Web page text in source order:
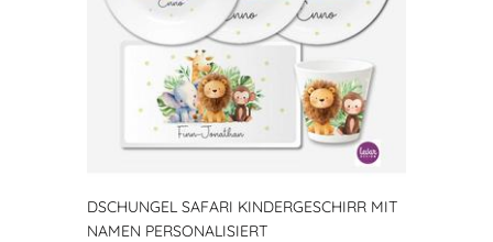
DSCHUNGEL SAFARI KINDERGESCHIRR MIT
NAMEN PERSONALISIERT